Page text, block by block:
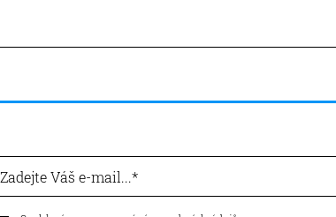
Zadejte Váš e-mail...